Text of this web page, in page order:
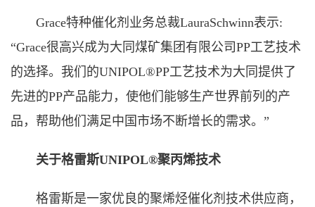
Grace特种催化剂业务总裁LauraSchwinn表示:
“Grace很高兴成为大同煤矿集团有限公司PP工艺技术
的选择。我们的UNIPOL®PP工艺技术为大同提供了
先进的PP产品能力，使他们能够生产世界前列的产
品，帮助他们满足中国市场不断增长的需求。”
关于格雷斯UNIPOL®聚丙烯技术
格雷斯是一家优良的聚烯烃催化剂技术供应商，